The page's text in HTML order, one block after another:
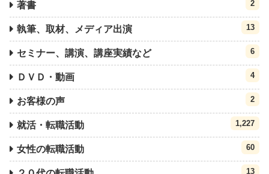
著書 2
執筆、取材、メディア出演 13
セミナー、講演、講座実績など 6
ＤＶＤ・動画 4
お客様の声 2
就活・転職活動 1,227
女性の転職活動 60
13